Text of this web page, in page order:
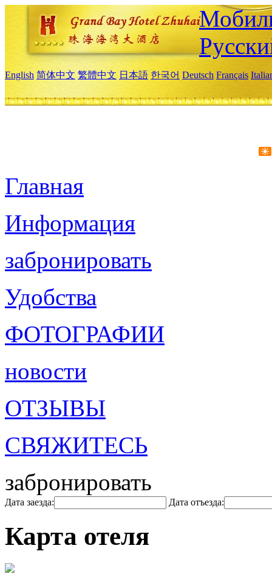
English 简体中文 繁體中文 日本語 한국어 Deutsch Français
Главная
Информация
забронировать
Удобства
ФОТОГРАФИИ
новости
ОТЗЫВЫ
СВЯЖИТЕСЬ
забронировать
Дата заезда: Дата отъезда:
Карта отеля